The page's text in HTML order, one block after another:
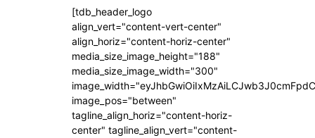
[tdb_header_logo
align_vert="content-vert-center"
align_horiz="content-horiz-center"
media_size_image_height="188"
media_size_image_width="300"
image_pos="between"
tagline_align_horiz="content-horiz-
center" tagline_align_vert="content-